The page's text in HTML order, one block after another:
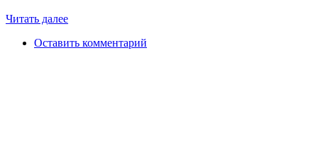
Читать далее
Оставить комментарий